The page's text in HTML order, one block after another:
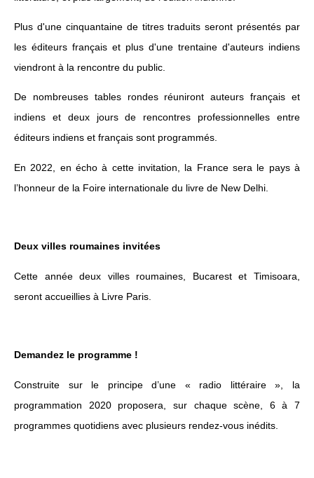
Plus d'une cinquantaine de titres traduits seront présentés par
les éditeurs français et plus d'une trentaine d'auteurs indiens
viendront à la rencontre du public.
De nombreuses tables rondes réuniront auteurs français et
indiens et deux jours de rencontres professionnelles entre
éditeurs indiens et français sont programmés.
En 2022, en écho à cette invitation, la France sera le pays à
l’honneur de la Foire internationale du livre de New Delhi.
Deux villes roumaines invitées
Cette année deux villes roumaines, Bucarest et Timisoara,
seront accueillies à Livre Paris.
Demandez le programme !
Construite sur le principe d’une « radio littéraire », la
programmation 2020 proposera, sur chaque scène, 6 à 7
programmes quotidiens avec plusieurs rendez-vous inédits.